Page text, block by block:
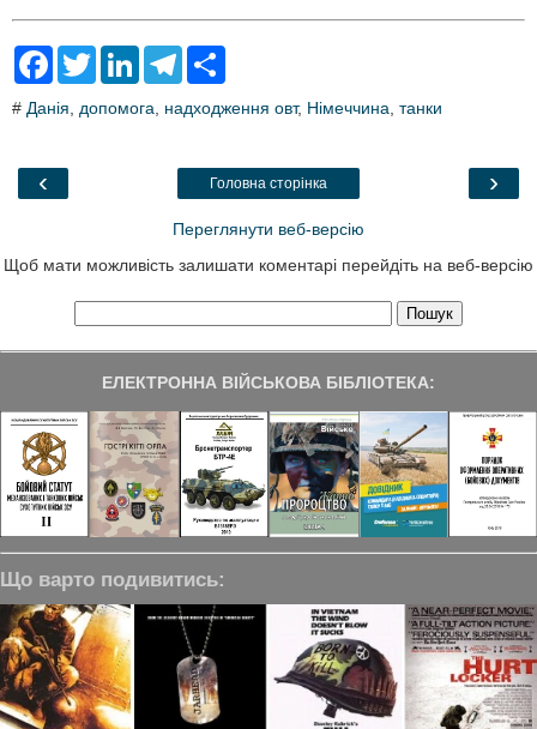
F
e
o
T
t
L
k
T
e
a
r
# Данія, допомога, надходження овт, Німеччина, танки
‹ ›
Головна сторінка
Переглянути веб-версію
Щоб мати можливість залишати коментарі перейдіть на веб-версію
ЕЛЕКТРОННА ВІЙСЬКОВА БІБЛІОТЕКА:
Що варто подивитись: